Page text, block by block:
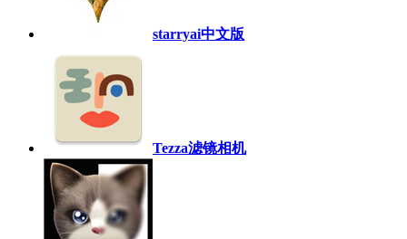
starryai中文版
Tezza滤镜相机